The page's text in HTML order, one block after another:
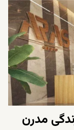
مدرن